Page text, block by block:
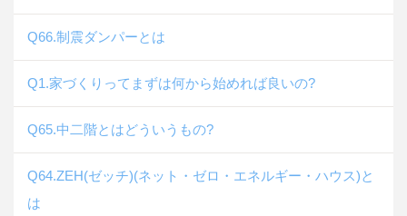
Q66.制震ダンパーとは
Q1.家づくりってまずは何から始めれば良いの?
Q65.中二階とはどういうもの?
Q64.ZEH(ゼッチ)(ネット・ゼロ・エネルギー・ハウス)と
は